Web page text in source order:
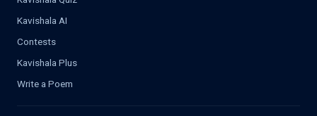
Kavishala AI
Contests
Kavishala Plus
Write a Poem